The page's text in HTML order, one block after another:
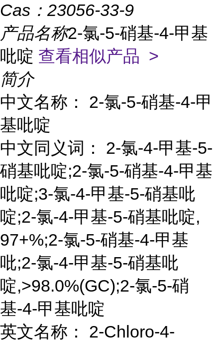
Cas： 23056-33-9
产品名称2-氯-5-硝基-4-甲基
吡啶 查看相似产品 >
简介
中文名称： 2-氯-5-硝基-4-甲
基吡啶
中文同义词： 2-氯-4-甲基-5-
硝基吡啶;2-氯-5-硝基-4-甲基
吡啶;3-氯-4-甲基-5-硝基吡
啶;2-氯-4-甲基-5-硝基吡啶,
97+%;2-氯-5-硝基-4-甲基
吡;2-氯-4-甲基-5-硝基吡
啶,>98.0%(GC);2-氯-5-硝
基-4-甲基吡啶
英文名称： 2-Chloro-4-